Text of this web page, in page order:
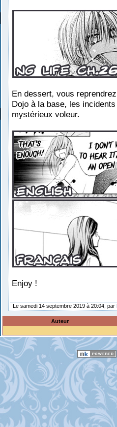
En dessert, vous
Dojo à la base, les
mystérieux voleur.
Enjoy !
Le samedi 14 septembre 2019 à 20:04, par
Auteur